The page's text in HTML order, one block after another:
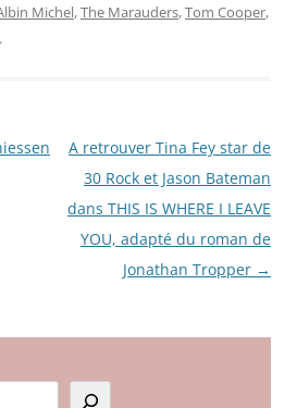
Michel,The Marauders,Tom Cooper,
.
A retrouver Tina Fey star de
30 Rock et Jason Bateman
dans THIS IS WHERE I LEAVE
YOU, adapté du roman de
Jonathan Tropper →